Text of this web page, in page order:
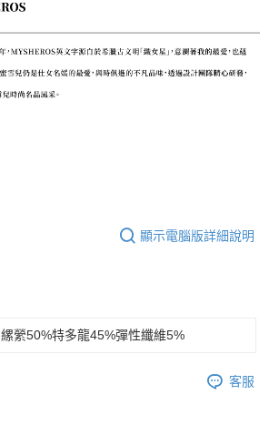
顯示電腦版詳細說明
縲縈50%特多龍45%彈性纖維5%
客服